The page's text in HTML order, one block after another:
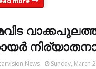
News Sunday, March